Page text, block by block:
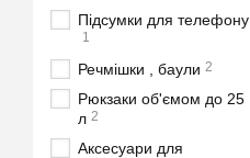
Підсумки для телефону
1
Речмішки , баули 2
Рюкзаки об'ємом до 25
л 2
Аксесуари для